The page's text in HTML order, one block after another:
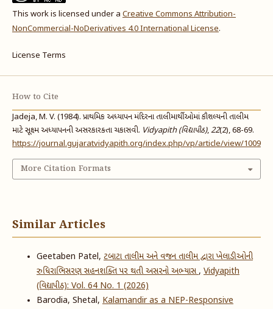
This work is licensed under a Creative Commons Attribution-
NonCommercial-NoDerivatives 4.0 International License.
License Terms
How to Cite
Jadeja, M. V. (1984). પ્રાથમિક અધ્યાપન મંદિરના તાલીમાર્થીઓમાં કૌશલ્યની તાલીમ
માટે સૂક્ષ્મ અધ્યાપનની અસરકારક્તા ચકાસવી. Vidyapith (વિદ્યાપીઠ),22(2), 68-69.
https://journal.gujaratvidyapith.org/index.php/vp/article/view/1009
More Citation Formats
Similar Articles
Geetaben Patel, ટબાટા તાલીમ અને વજન તાલીમ દ્વારા ખેલાડીઓની
રુધિરાભિસરણ સહનશક્તિ પર થતી અસરનો અભ્યાસ, Vidyapith
(વિદ્યાપીઠ): Vol. 64 No. 1 (2026)
Barodia, Shetal, Kalamandir as a NEP-Responsive